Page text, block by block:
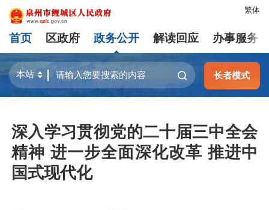
繁体
首页 区政府 政务公开 解读回应 办事服务
长者模式
深入学习贯彻党的二十届三中全会
精神 进一步全面深化改革 推进中
国式现代化